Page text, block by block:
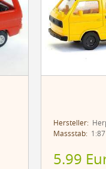
Hersteller:
Massstab:1:87
5.99